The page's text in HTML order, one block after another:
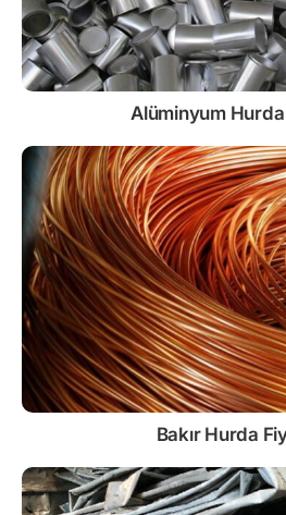
Alüminyum Hurda
Bakır Hurda